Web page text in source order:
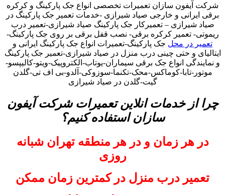
شرکت آیفون سازان تعمیرات تخصصی انواع جک پارکینگ و کرکره
برقی ایرانی و خارجی صیاد شیرازی -خدمات تعمیر جک پارکینگ در
صیاد شیرازی – تعمیرکار جک پارکینگ صیاد شیرازی-تعمیر درب
ریموتی- تعمیر کرکره برقی- نصب قفل برقی بر روی جک پارکینگ-
تعمیر در محل جک پارکینگ-تعمیرات انواع جک پارکینگ ایرانی و
ایتالیای و حتی چینی درب منزل در صیاد شیرازی-تعمیر جک پارکینگ
و نمایندگی انواع جک برقی سیماران-یوتاب-الکتروپیک-ویتو-کالیپسو-
موتور-تابا-کوماکس-محک-تکنما-سوزوکی-آلدو-بی اف تی-گلدن
گیت-گلدن در صیاد شیرازی
چرا از خدمات انلاین تعمیرات شرکت آیفون
سازان استفاده کنیم؟
در هر زمان و در هر منطقه تهران شبانه
روزی
تعمیر درب منزل در کمترین زمان ممکن